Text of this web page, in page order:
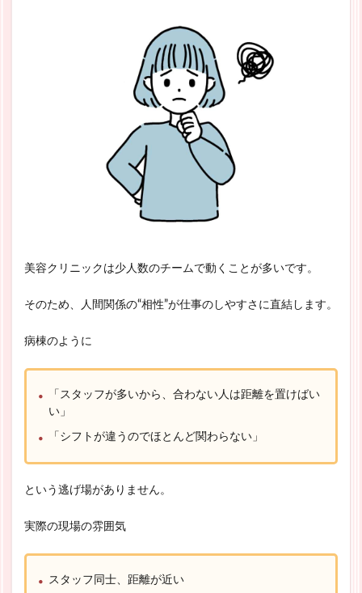
美容クリニックは少人数のチームで動くことが多いです。
そのため、人間関係の“相性”が仕事のしやすさに直結します。
病棟のように
「スタッフが多いから、合わない人は距離を置けばい
い」
「シフトが違うのでほとんど関わらない」
という逃げ場がありません。
実際の現場の雰囲気
スタッフ同士、距離が近い